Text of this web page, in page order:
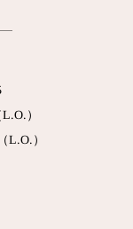
）
L.O.）